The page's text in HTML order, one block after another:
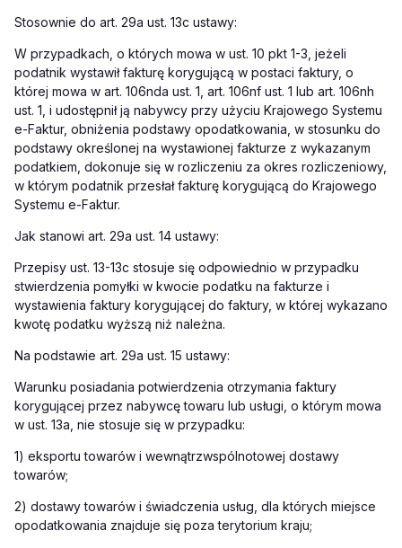
Stosownie do art. 29a ust. 13c ustawy:
W przypadkach, o których mowa w ust. 10 pkt 1-3, jeżeli
podatnik wystawił fakturę korygującą w postaci faktury, o
której mowa w art. 106nda ust. 1, art. 106nf ust. 1 lub art. 106nh
ust. 1, i udostępnił ją nabywcy przy użyciu Krajowego Systemu
e-Faktur, obniżenia podstawy opodatkowania, w stosunku do
podstawy określonej na wystawionej fakturze z wykazanym
podatkiem, dokonuje się w rozliczeniu za okres rozliczeniowy,
w którym podatnik przesłał fakturę korygującą do Krajowego
Systemu e-Faktur.
Jak stanowi art. 29a ust. 14 ustawy:
Przepisy ust. 13-13c stosuje się odpowiednio w przypadku
stwierdzenia pomyłki w kwocie podatku na fakturze i
wystawienia faktury korygującej do faktury, w której wykazano
kwotę podatku wyższą niż należna.
Na podstawie art. 29a ust. 15 ustawy:
Warunku posiadania potwierdzenia otrzymania faktury
korygującej przez nabywcę towaru lub usługi, o którym mowa
w ust. 13a, nie stosuje się w przypadku:
1) eksportu towarów i wewnątrzwspólnotowej dostawy
towarów;
2) dostawy towarów i świadczenia usług, dla których miejsce
opodatkowania znajduje się poza terytorium kraju;